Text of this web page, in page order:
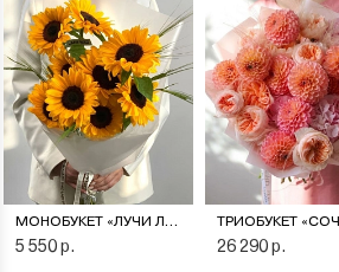
МОНОБУКЕТ «ЛУЧИ ЛЕТА»
5 550 р. 26 290 р.